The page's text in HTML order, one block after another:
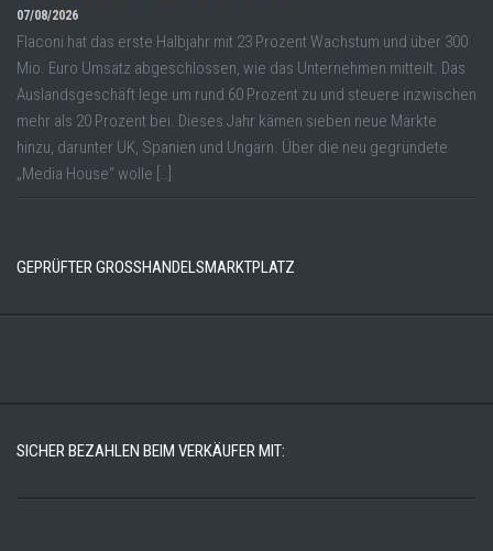
07/08/2026
Flaconi hat das erste Halbjahr mit 23 Prozent Wachstum und über 300
Mio. Euro Umsatz abgeschlossen, wie das Unternehmen mitteilt. Das
Auslandsgeschäft lege um rund 60 Prozent zu und steuere inzwischen
mehr als 20 Prozent bei. Dieses Jahr kämen sieben neue Märkte
hinzu, darunter UK, Spanien und Ungarn. Über die neu gegründete
„Media House“ wolle […]
GEPRÜFTER GROSSHANDELSMARKTPLATZ
SICHER BEZAHLEN BEIM VERKÄUFER MIT: